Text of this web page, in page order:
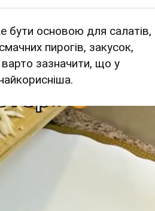
бути основою для салатів,
пирогів, закусок,
варто зазначити, що у